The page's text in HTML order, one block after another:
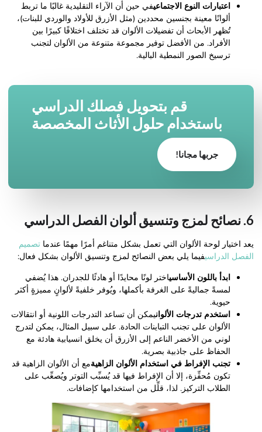
اعتبارات النوع الاجتماعيفي حين أن الآراء التقليدية غالبًا ما تربط
ألوانًا معينة بجنسين محددين (مثل الأزرق للأولاد والوردي للبنات)،
تُظهر الأبحاث أن تفضيلات الألوان قد تختلف اختلافًا كبيرًا بين
الأفراد. من الأفضل توفير مجموعة متنوعة من الألوان لتجنب
ترسيخ الصور النمطية البالية.
قم بتحويل فصلك الدراسي
باستخدام حلول الأثاث المخصصة
جربها مجانا!
6. نصائح لمزج وتنسيق ألوان الفصل الدراسي
يعد اختيار لوحة الألوان التي تعمل بشكل متناغم أمرًا مهمًا عندما تصميم
الفصل الدراسيفيما يلي بعض النصائح لمزج وتنسيق الألوان بشكل فعال:
ابدأ باللون الأساسياختر لونًا محايدًا أو هادئًا للجدران. هذا يُضفي
لمسةً جماليةً على الغرفة بأكملها، ويُوفر خلفيةً لألوانٍ مميزةٍ أكثر
حيوية.
استخدم تدرجات الألوانيمكن أن تساعد التدرجات اللونية أو انتقالات
الألوان على تجنب التباينات الحادة. على سبيل المثال، يمكن لتدرج
لوني من الأخضر الناعم إلى الأزرق أن يخلق انسيابية هادئة مع
الحفاظ على جاذبية بصرية.
تجنب الإفراط في استخدام الألوان الزاهيةمع أن الألوان الزاهية قد
تكون مُحفِّزة، إلا أن الإفراط فيها قد يُسبِّب التوتر ويُصعِّب على
الطلاب التركيز. لذا، قلِّل من استخدامها كإضافات.